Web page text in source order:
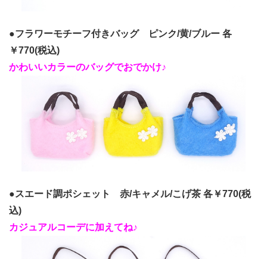
●フラワーモチーフ付きバッグ ピンク/黄/ブルー 各
￥770(税込)
かわいいカラーのバッグでおでかけ♪
●スエード調ポシェット 赤/キャメル/こげ茶 各￥770(税
込)
カジュアルコーデに加えてね♪